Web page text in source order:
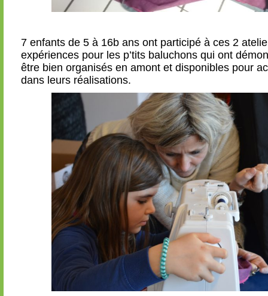
7 enfants de 5 à 16b ans ont participé à ces 2
expériences pour les p’tits baluchons qui ont
être bien organisés en amont et disponibles pour
dans leurs réalisations.